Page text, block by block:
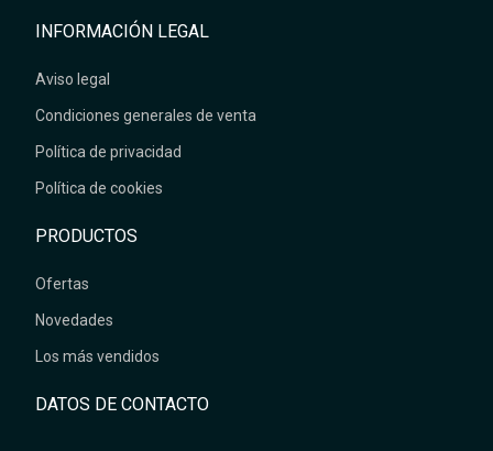
INFORMACIÓN LEGAL
Aviso legal
Condiciones generales de venta
Política de privacidad
Política de cookies
PRODUCTOS
Ofertas
Novedades
Los más vendidos
DATOS DE CONTACTO